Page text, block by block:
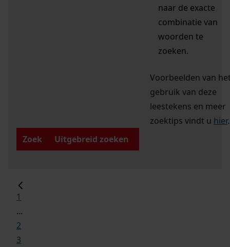
naar de exacte
combinatie van
woorden te
zoeken.
Voorbeelden van
gebruik van deze
leestekens en meer
zoektips vindt u hier.
Zoek
Uitgebreid zoeken
1
...
2
3